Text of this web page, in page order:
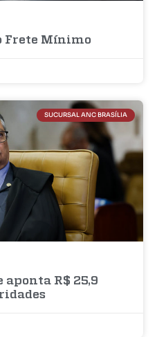
Frete Mínimo
SUCURSAL ANC BRASÍLIA
R$ 25,9